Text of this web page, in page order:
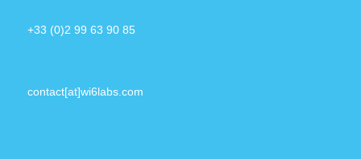
+33 (0)2 99 63 90 85
contact[at]wi6labs.com